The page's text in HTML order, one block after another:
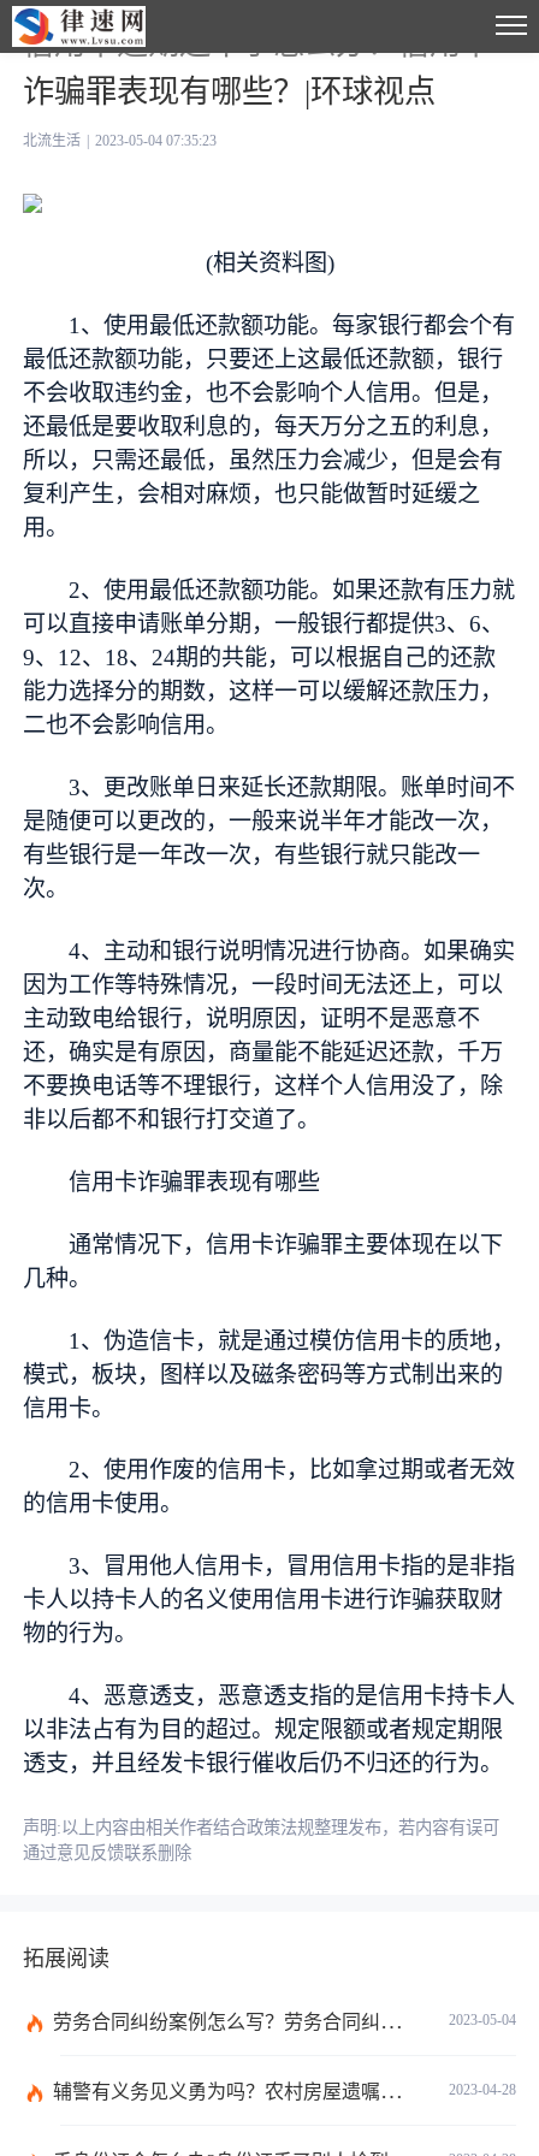
信用卡逾期还不了怎么办？信用卡
诈骗罪表现有哪些？|环球视点
北流生活 2023-05-04 07:35:23
(相关资料图)
1、使用最低还款额功能。每家银行都会个有
最低还款额功能，只要还上这最低还款额，银行
不会收取违约金，也不会影响个人信用。但是，
还最低是要收取利息的，每天万分之五的利息，
所以，只需还最低，虽然压力会减少，但是会有
复利产生，会相对麻烦，也只能做暂时延缓之
用。
2、使用最低还款额功能。如果还款有压力就
可以直接申请账单分期，一般银行都提供3、6、
9、12、18、24期的共能，可以根据自己的还款
能力选择分的期数，这样一可以缓解还款压力，
二也不会影响信用。
3、更改账单日来延长还款期限。账单时间不
是随便可以更改的，一般来说半年才能改一次，
有些银行是一年改一次，有些银行就只能改一
次。
4、主动和银行说明情况进行协商。如果确实
因为工作等特殊情况，一段时间无法还上，可以
主动致电给银行，说明原因，证明不是恶意不
还，确实是有原因，商量能不能延迟还款，千万
不要换电话等不理银行，这样个人信用没了，除
非以后都不和银行打交道了。
信用卡诈骗罪表现有哪些
通常情况下，信用卡诈骗罪主要体现在以下
几种。
1、伪造信卡，就是通过模仿信用卡的质地，
模式，板块，图样以及磁条密码等方式制出来的
信用卡。
2、使用作废的信用卡，比如拿过期或者无效
的信用卡使用。
3、冒用他人信用卡，冒用信用卡指的是非指
卡人以持卡人的名义使用信用卡进行诈骗获取财
物的行为。
4、恶意透支，恶意透支指的是信用卡持卡人
以非法占有为目的超过。规定限额或者规定期限
透支，并且经发卡银行催收后仍不归还的行为。
声明:以上内容由相关作者结合政策法规整理发布，若内容有误可
通过意见反馈联系删除
拓展阅读
2023-05-04
劳务合同纠纷案例怎么写？劳务合同纠纷法律依据有哪些？
2023-04-28
辅警有义务见义勇为吗？农村房屋遗嘱继承法新规定看这里